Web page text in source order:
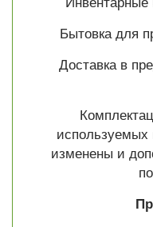
Бытовка для
Доставка в
используемых
изменены и